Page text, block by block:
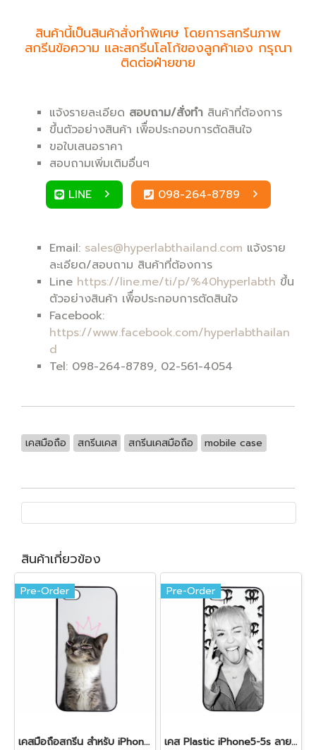
สินค้านี้เป็นสินค้าสั่งทำพิเศษ โดยการสกรีนภาพ
สกรีนข้อความ และสกรีนโลโก้ของลูกค้าเอง กรุณา
ติดต่อฝ่ายขาย
แจ้งรายละเอียด สอบถาม/สั่งทำ สินค้าที่ต้องการ
ขึ้นตัวอย่างสินค้า เพิื่อประกอบการตัดสินใจ
ขอใบเสนอราคา
สอบถามเพิ่มเติมอื่นๆ
LINE
098-264-8789
Email: sales@hyperlabthailand.com แจ้งราย
ละเอียด/สอบถาม สินค้าที่ต้องการ
Line https://line.me/ti/p/%40hyperlabth ขึ้น
ตัวอย่างสินค้า เพิื่อประกอบการตัดสินใจ
Facebook:
https://www.facebook.com/hyperlabthailan
d
Tel: 098-264-8789, 02-561-4054
เคสมือถือ สกรีนเคส สกรีนเคสมือถือ mobile case
สินค้าเกี่ยวข้อง
Pre-Order
เคสมือถือสกรีน สำหรับ iPhone5-i5s รูปแมว
Pre-Order
เคส Plastic iPhone5-5s ลาย Women & Chanel